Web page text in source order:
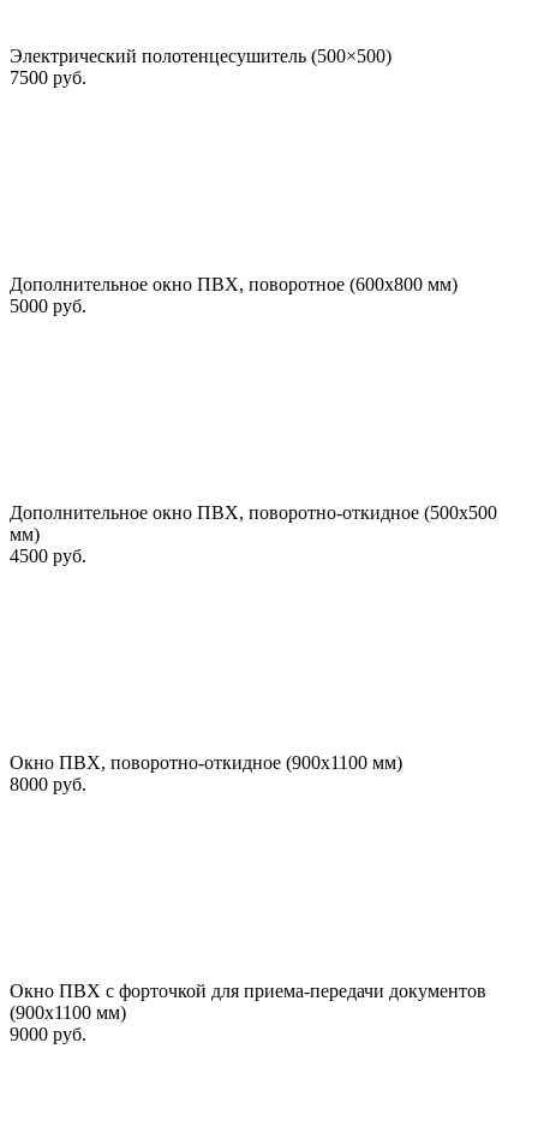
Электрический полотенцесушитель (500×500)
7500 руб.
Дополнительное окно ПВХ, поворотное (600х800 мм)
5000 руб.
Дополнительное окно ПВХ, поворотно-откидное (500х500
мм)
4500 руб.
Окно ПВХ, поворотно-откидное (900х1100 мм)
8000 руб.
Окно ПВХ с форточкой для приема-передачи документов
(900х1100 мм)
9000 руб.